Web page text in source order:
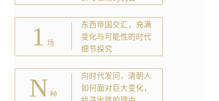
1 场
东西帝国交汇，充满
变化与可能性的时代
细节探究
N 种
向时代发问，清朝人
如何面对巨大变化，